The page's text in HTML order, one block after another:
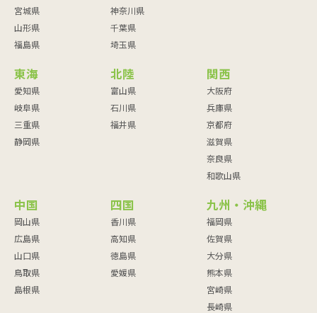
宮城県
山形県
福島県
神奈川県
千葉県
埼玉県
東海
愛知県
岐阜県
三重県
静岡県
北陸
富山県
石川県
福井県
関西
大阪府
兵庫県
京都府
滋賀県
奈良県
和歌山県
中国
岡山県
広島県
山口県
鳥取県
島根県
四国
香川県
高知県
徳島県
愛媛県
九州・沖縄
福岡県
佐賀県
大分県
熊本県
宮崎県
長崎県